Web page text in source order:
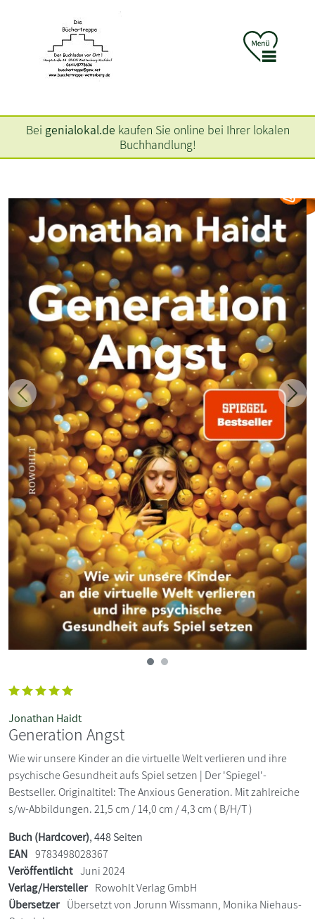
Bei genialokal.de kaufen Sie online bei Ihrer lokalen
Buchhandlung!
Zurück
Jonathan Haidt
Generation Angst
Wie wir unsere Kinder an die virtuelle Welt verlieren und ihre
psychische Gesundheit aufs Spiel setzen | Der 'Spiegel'-
Bestseller. Originaltitel: The Anxious Generation. Mit zahlreiche
s/w-Abbildungen. 21,5 cm / 14,0 cm / 4,3 cm ( B/H/T )
Buch (Hardcover), 448 Seiten
EAN 9783498028367
Veröffentlicht Juni 2024
Verlag/Hersteller Rowohlt Verlag GmbH
Übersetzer Übersetzt von Jorunn Wissmann, Monika Niehaus-